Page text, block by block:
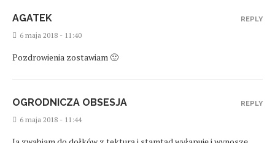
AGATEK
6 maja 2018 - 11:40
Pozdrowienia zostawiam 🙂
REPLY
OGRODNICZA OBSESJA
6 maja 2018 - 11:44
REPLY